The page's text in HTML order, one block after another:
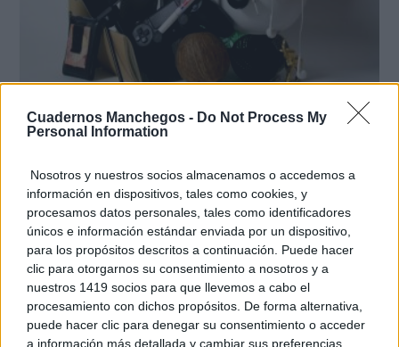
Cuadernos Manchegos - Do Not Process My
Personal Information
Nosotros y nuestros socios almacenamos o accedemos a
información en dispositivos, tales como cookies, y
procesamos datos personales, tales como identificadores
únicos e información estándar enviada por un dispositivo,
para los propósitos descritos a continuación. Puede hacer
clic para otorgarnos su consentimiento a nosotros y a
nuestros 1419 socios para que llevemos a cabo el
procesamiento con dichos propósitos. De forma alternativa,
puede hacer clic para denegar su consentimiento o acceder
a información más detallada y cambiar sus preferencias
El cerebro hace esto
Seguro que tú también has visto caras donde no